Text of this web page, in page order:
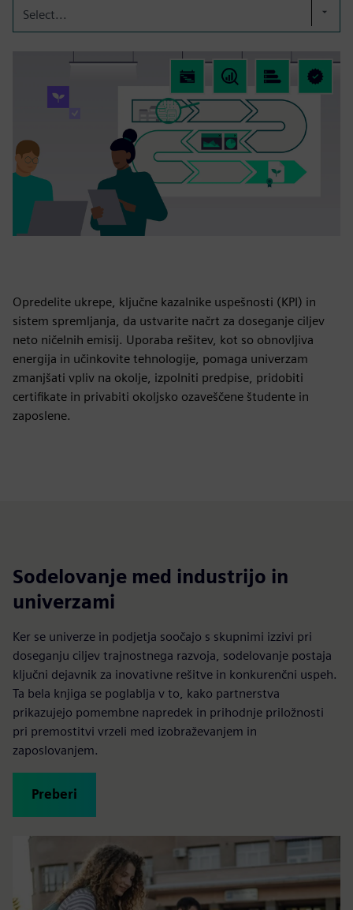
Select...
Opredelite ukrepe, ključne kazalnike uspešnosti (KPI) in
sistem spremljanja, da ustvarite načrt za doseganje ciljev
neto ničelnih emisij. Uporaba rešitev, kot so obnovljiva
energija in učinkovite tehnologije, pomaga univerzam
zmanjšati vpliv na okolje, izpolniti predpise, pridobiti
certifikate in privabiti okoljsko ozaveščene študente in
zaposlene.
Sodelovanje med industrijo in
univerzami
Ker se univerze in podjetja soočajo s skupnimi izzivi pri
doseganju ciljev trajnostnega razvoja, sodelovanje postaja
ključni dejavnik za inovativne rešitve in konkurenčni uspeh.
Ta bela knjiga se poglablja v to, kako partnerstva
prikazujejo pomembne napredek in prihodnje priložnosti
pri premostitvi vrzeli med izobraževanjem in
zaposlovanjem.
Preberi